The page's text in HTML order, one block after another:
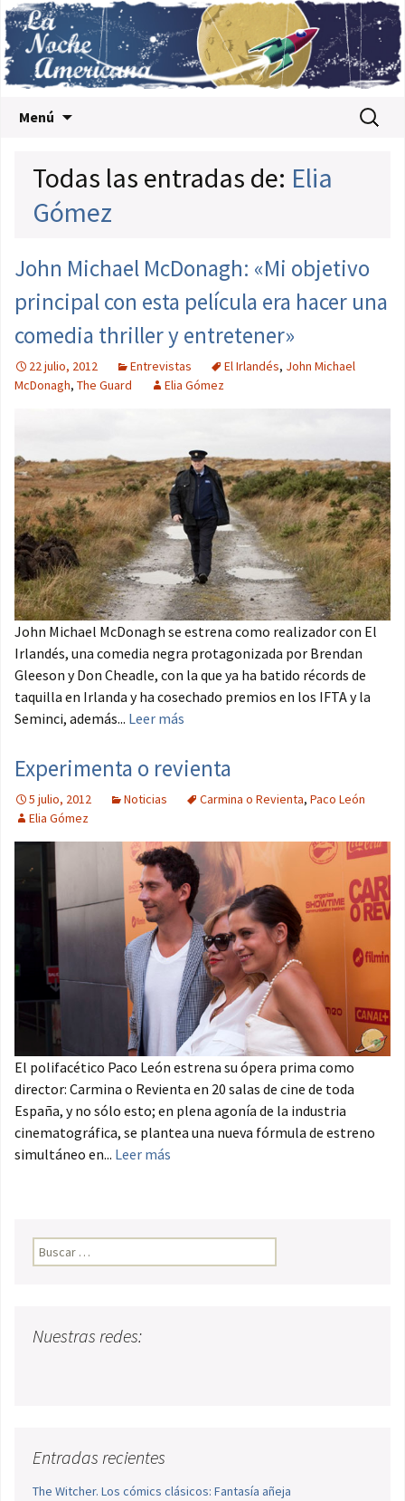
Menú Buscar:
Todas las entradas de: Elia
Gómez
John Michael McDonagh: «Mi objetivo
principal con esta película era hacer una
comedia thriller y entretener»
22 julio, 2012 Entrevistas El Irlandés, John Michael
McDonagh, The Guard Elia Gómez
John Michael McDonagh se estrena como realizador con El
Irlandés, una comedia negra protagonizada por Brendan
Gleeson y Don Cheadle, con la que ya ha batido récords de
taquilla en Irlanda y ha cosechado premios en los IFTA y la
Seminci, además... Leer más
Experimenta o revienta
5 julio, 2012 Noticias Carmina o Revienta, Paco León
Elia Gómez
El polifacético Paco León estrena su ópera prima como
director: Carmina o Revienta en 20 salas de cine de toda
España, y no sólo esto; en plena agonía de la industria
cinematográfica, se plantea una nueva fórmula de estreno
simultáneo en... Leer más
Buscar:
Nuestras redes:
Entradas recientes
The Witcher. Los cómics clásicos: Fantasía añeja